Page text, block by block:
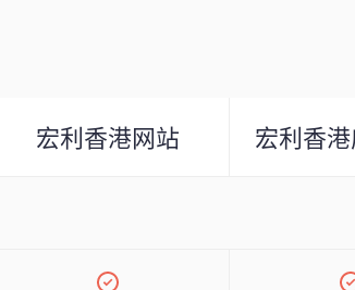
宏利香港网站 宏利香